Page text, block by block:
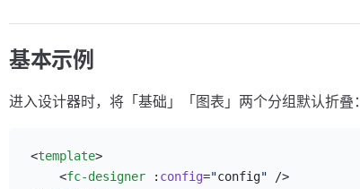
基本示例
进入设计器时，将「基础」「图表」两个分组默认折叠：
<template>
    <
fc-designer : config="config" />